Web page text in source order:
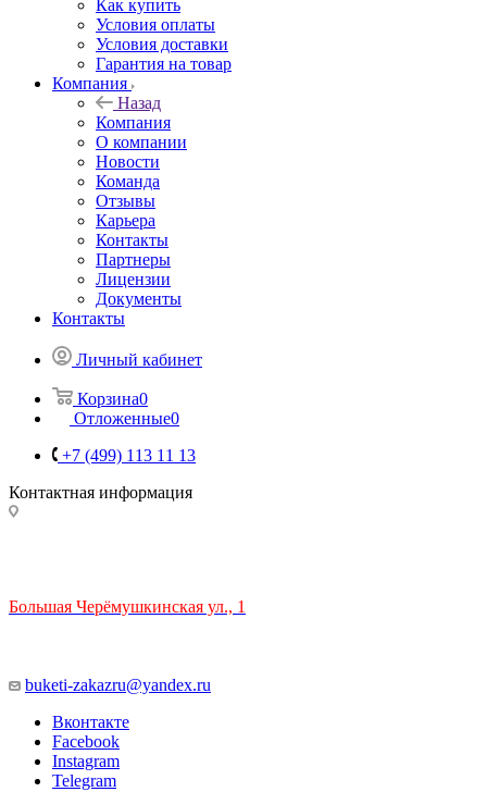
Как купить
Условия оплаты
Условия доставки
Гарантия на товар
Компания
Назад
Компания
О компании
Новости
Команда
Отзывы
Карьера
Контакты
Партнеры
Лицензии
Документы
Контакты
Личный кабинет
Корзина0
Отложенные0
+7 (499) 113 11 13
Контактная информация
Большая Черёмушкинская ул., 1
buketi-zakazru@yandex.ru
Вконтакте
Facebook
Instagram
Telegram